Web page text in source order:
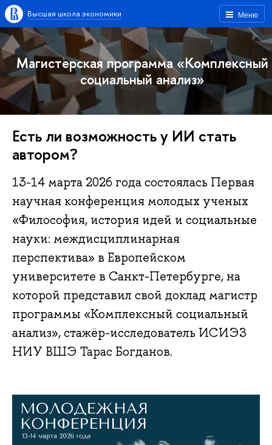
Меню
Высшая школа экономики
Магистерская программа «Комплексный
социальный анализ»
Есть ли возможность у ИИ стать
автором?
13-14 марта 2026 года состоялась Первая
научная конференция молодых ученых
«Философия, история идей и социальные
науки: междисциплинарная
перспектива» в Европейском
университете в Санкт-Петербурге, на
которой представил свой доклад магистр
программы «Комплексный социальный
анализ», стажёр-исследователь ИСИЭЗ
НИУ ВШЭ Тарас Богданов.